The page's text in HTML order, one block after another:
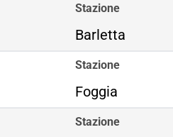
Stazione
Barletta
Stazione
Foggia
Stazione